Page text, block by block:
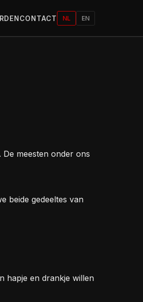
CONTACT NL EN
meesten onder ons
beide gedeeltes van
hapje en drankje willen